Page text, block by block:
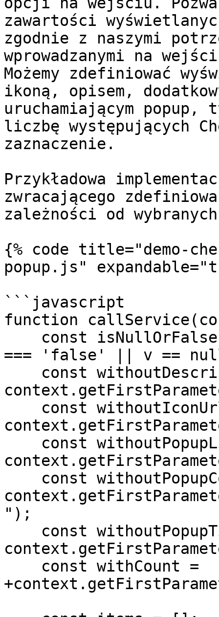
zawartości
zgodnie z naszymi
wprowadzanymi na
Możemy zdefiniować
ikoną, opisem,
uruchamiającym
liczbę występujących
zaznaczenie.
Przykładowa
zwracającego
zależności od
{% code title="demo-
popup.js"
```javascript
function
=== 'false' || v ==
");